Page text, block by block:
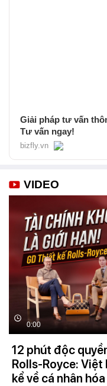
Giải pháp tư vấn
Tư vấn ngay!
bizfly.vn
VIDEO
0:00
12 phút độc
Rolls-Royce: Việt
kể về cá nhân